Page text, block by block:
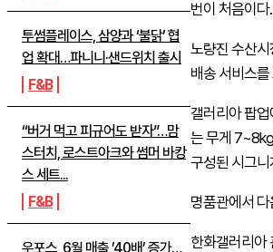
투썸플레이스, 삼양과 ‘불닭’ 협
업 확대…파니니·샌드위치 출시
F&B
“버거 먹고 피규어도 받자”…맘
스터치, 로스트아크와 썸머 바캉
스 세트...
F&B
우포스, 6월 매출 ’40배’ 증가…
번이 처음이다.
노량진 수산시
배송 서비스
갤러리아 팝
는 무게
구성된 시그
명품관에서
한화갤러리아